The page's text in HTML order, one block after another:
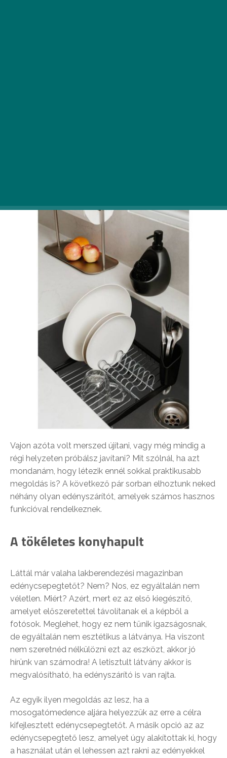
Vajon azóta volt merszed újítani, vagy még mindig a
régi helyzeten próbálsz javítani? Mit szólnál, ha azt
mondanám, hogy létezik ennél sokkal praktikusabb
megoldás is? A következő pár sorban elhoztunk neked
néhány olyan edényszárítót, amelyek számos hasznos
funkcióval rendelkeznek.
A tökéletes konyhapult
Láttál már valaha lakberendezési magazinban
edénycsepegtetőt? Nem? Nos, ez egyáltalán nem
véletlen. Miért? Azért, mert ez az első kiegészítő,
amelyet előszeretettel távolítanak el a képből a
fotósok. Meglehet, hogy ez nem tűnik igazságosnak,
de egyáltalán nem esztétikus a látványa. Ha viszont
nem szeretnéd nélkülözni ezt az eszközt, akkor jó
hírünk van számodra! A letisztult látvány akkor is
megvalósítható, ha edényszárító is van rajta.
Az egyik ilyen megoldás az lesz, ha a
mosogatómedence aljára helyezzük az erre a célra
kifejlesztett edénycsepegtetőt. A másik opció az az
edénycsepegtető lesz, amelyet úgy alakítottak ki, hogy
a használat után el lehessen azt rakni az edényekkel